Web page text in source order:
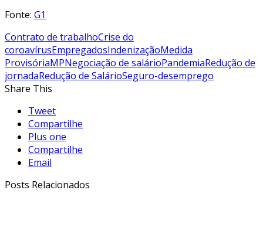
Fonte: G1
Contrato de trabalhoCrise do
coroavírusEmpregadosIndenizaçãoMedida
ProvisóriaMPNegociação de salárioPandemiaRedução de
jornadaRedução de SalárioSeguro-desemprego
Share This
Tweet
Compartilhe
Plus one
Compartilhe
Email
Posts Relacionados